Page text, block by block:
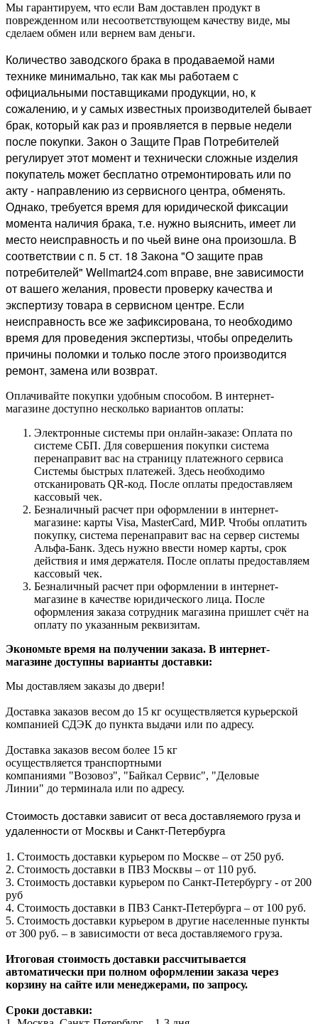
Мы гарантируем, что если Вам доставлен продукт в
поврежденном или несоответствующем качеству виде, мы
сделаем обмен или вернем вам деньги.
Количество заводского брака в продаваемой нами
технике минимально, так как мы работаем с
официальными поставщиками продукции, но, к
сожалению, и у самых известных производителей бывает
брак, который как раз и проявляется в первые недели
после покупки. Закон о Защите Прав Потребителей
регулирует этот момент и технически сложные изделия
покупатель может бесплатно отремонтировать или по
акту - направлению из сервисного центра, обменять.
Однако, требуется время для юридической фиксации
момента наличия брака, т.е. нужно выяснить, имеет ли
место неисправность и по чьей вине она произошла. В
соответствии с п. 5 ст. 18 Закона "О защите прав
потребителей" Wellmart24.com вправе, вне зависимости
от вашего желания, провести проверку качества и
экспертизу товара в сервисном центре. Если
неисправность все же зафиксирована, то необходимо
время для проведения экспертизы, чтобы определить
причины поломки и только после этого производится
ремонт, замена или возврат.
Оплачивайте покупки удобным способом. В интернет-
магазине доступно несколько вариантов оплаты:
Электронные системы при онлайн-заказе: Оплата по
системе СБП. Для совершения покупки система
перенаправит вас на страницу платежного сервиса
Системы быстрых платежей. Здесь необходимо
отсканировать QR-код. После оплаты предоставляем
кассовый чек.
Безналичный расчет при оформлении в интернет-
магазине: карты Visa, MasterCard, МИР. Чтобы оплатить
покупку, система перенаправит вас на сервер системы
Альфа-Банк. Здесь нужно ввести номер карты, срок
действия и имя держателя. После оплаты предоставляем
кассовый чек.
Безналичный расчет при оформлении в интернет-
магазине в качестве юридического лица. После
оформления заказа сотрудник магазина пришлет счёт на
оплату по указанным реквизитам.
Экономьте время на получении заказа. В интернет-
магазине доступны варианты доставки:
Мы доставляем заказы до двери!
Доставка заказов весом до 15 кг осуществляется курьерской
компанией СДЭК до пункта выдачи или по адресу.
Доставка заказов весом более 15 кг
осуществляется транспортными
компаниями "Возовоз", "Байкал Сервис", "Деловые
Линии" до терминала или по адресу.
Стоимость доставки зависит от веса доставляемого груза и
удаленности от Москвы и Санкт-Петербурга
1. Стоимость доставки курьером по Москве – от 250 руб.
2. Стоимость доставки в ПВЗ Москвы – от 110 руб.
3. Стоимость доставки курьером по Санкт-Петербургу - от 200
руб
4. Стоимость доставки в ПВЗ Санкт-Петербурга – от 100 руб.
5. Стоимость доставки курьером в другие населенные пункты
от 300 руб. – в зависимости от веса доставляемого груза.
Итоговая стоимость доставки рассчитывается
автоматически при полном оформлении заказа через
корзину на сайте или менеджерами, по запросу.
Сроки доставки: